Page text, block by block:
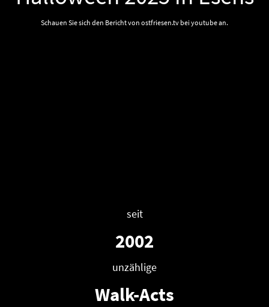
Schauen Sie sich den Bericht von ostfriesen.tv bei youtube an.
2002
seit
Walk-Acts
unzählige